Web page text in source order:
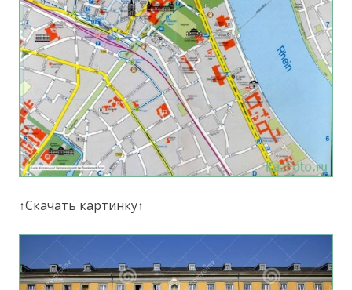
↑Скачать картинку↑